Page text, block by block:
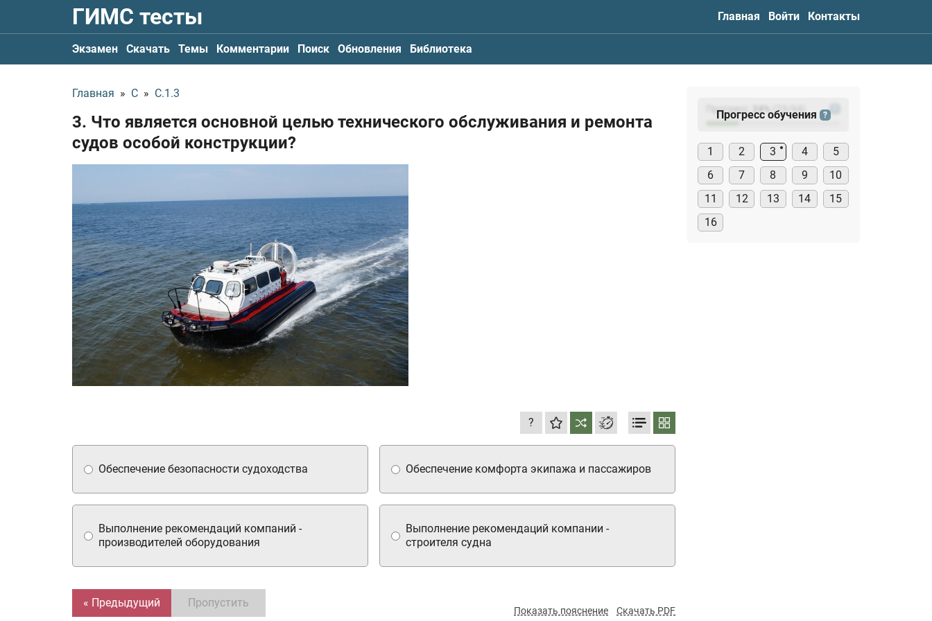
ГИМС тесты Главная Войти Контакты
Экзамен Скачать Темы Комментарии Поиск Обновления Библиотека
Главная » С » С.1.3
3. Что является основной целью технического обслуживания и ремонта
судов особой конструкции?
?
Обеспечение безопасности судоходства
Выполнение рекомендаций компании -
строителя судна
Обеспечение комфорта экипажа и пассажиров
Выполнение рекомендаций компаний -
производителей оборудования
« Предыдущий Пропустить
Показать пояснение Скачать PDF
Прогресс: (23
Прогресс обучения ?
1 2 3 4
5
6
7 8 9
10
11
12 13 14
15
16